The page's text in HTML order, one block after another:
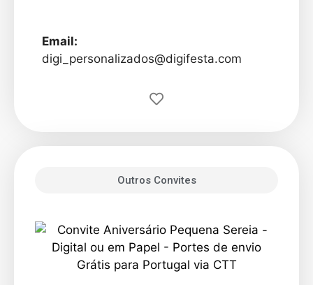
Email:
digi_personalizados@digifesta.com
Outros Convites